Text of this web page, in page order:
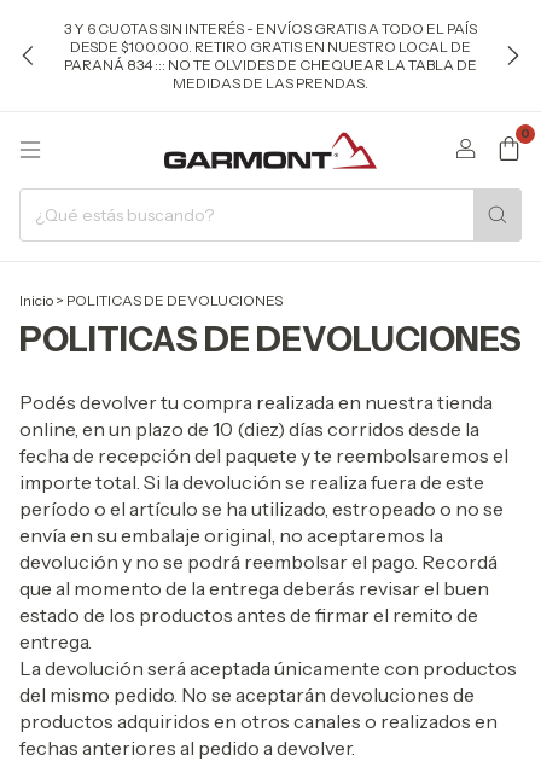
3 Y 6 CUOTAS SIN INTERÉS - ENVÍOS GRATIS A TODO EL PAÍS
DESDE $100.000. RETIRO GRATIS EN NUESTRO LOCAL DE
PARANÁ 834 ::: NO TE OLVIDES DE CHEQUEAR LA TABLA DE
MEDIDAS DE LAS PRENDAS.
0
Inicio > POLITICAS DE DEVOLUCIONES
POLITICAS DE DEVOLUCIONES
Podés devolver tu compra realizada en nuestra tienda
online, en un plazo de 10 (diez) días corridos desde la
fecha de recepción del paquete y te reembolsaremos el
importe total. Si la devolución se realiza fuera de este
período o el artículo se ha utilizado, estropeado o no se
envía en su embalaje original, no aceptaremos la
devolución y no se podrá reembolsar el pago. Recordá
que al momento de la entrega deberás revisar el buen
estado de los productos antes de firmar el remito de
entrega.
La devolución será aceptada únicamente con productos
del mismo pedido. No se aceptarán devoluciones de
productos adquiridos en otros canales o realizados en
fechas anteriores al pedido a devolver.